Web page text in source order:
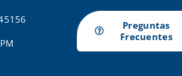
Preguntas
Frecuentes